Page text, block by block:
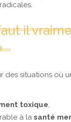
il
des situations où
toxique,
à la santé